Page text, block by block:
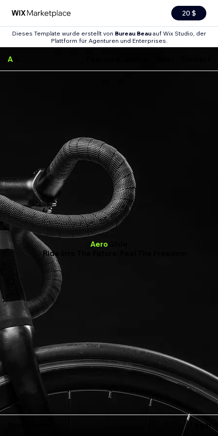
20 $
Dieses Template wurde erstellt von Bureau Beauauf Wix Studio, der
Plattform für Agenturen und Enterprises.